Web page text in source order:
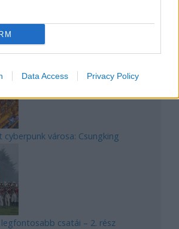
Data Access Privacy Policy
kapcsol – A gyorsvasút
cyberpunk városa: Csungking
csatái – 2. rész